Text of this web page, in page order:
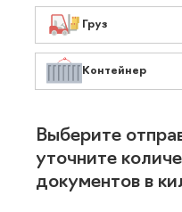
Груз
Контейнер
Выберите
уточните
документов в